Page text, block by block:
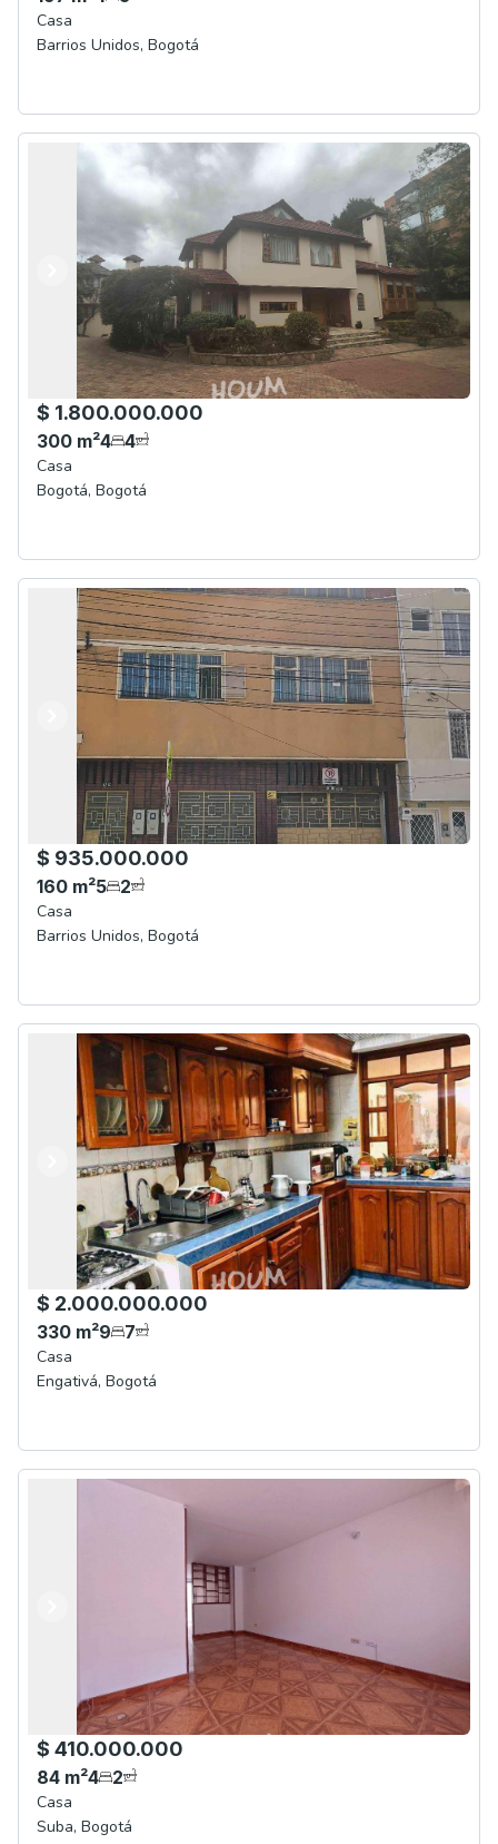
Casa
Barrios Unidos, Bogotá
Anterior
Siguiente
$ 1.800.000.000
300 m²4 4
Casa
Bogotá, Bogotá
Anterior
Siguiente
$ 935.000.000
160 m²5 2
Casa
Barrios Unidos, Bogotá
Anterior
Siguiente
$ 2.000.000.000
330 m²9 7
Casa
Engativá, Bogotá
$ 410.000.000
84 m²4 2
Casa
Suba, Bogotá